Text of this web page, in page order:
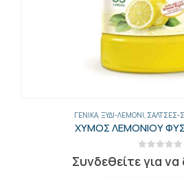
ΓΕΝΙΚΑ, ΞΎΔΙ-ΛΕΜΌΝΙ, ΣΆΛΤΣΕΣ-
ΧΥΜΟΣ ΛΕΜΟΝΙΟΥ
Συνδεθείτε για να